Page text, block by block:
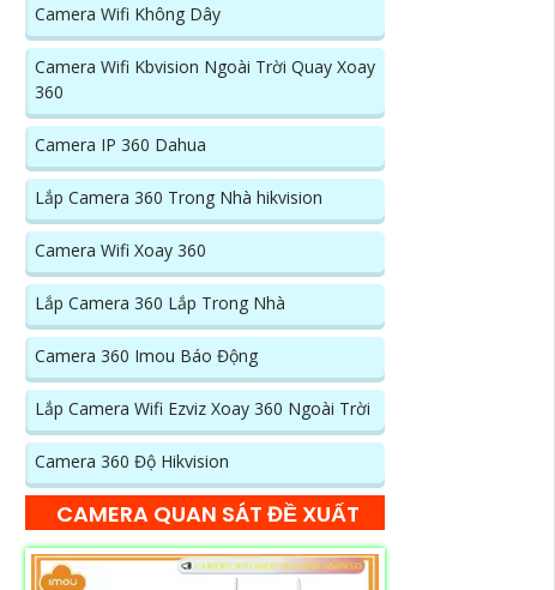
Camera Wifi Không Dây
Camera Wifi Kbvision Ngoài Trời Quay Xoay
360
Camera IP 360 Dahua
Lắp Camera 360 Trong Nhà hikvision
Camera Wifi Xoay 360
Lắp Camera 360 Lắp Trong Nhà
Camera 360 Imou Báo Động
Lắp Camera Wifi Ezviz Xoay 360 Ngoài Trời
Camera 360 Độ Hikvision
CAMERA QUAN SÁT ĐỀ XUẤT